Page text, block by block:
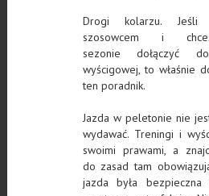
Drogi kolarzu. Jeśli
szosowcem i
sezonie dołączyć
wyścigowej, to właśnie
ten poradnik.
Jazda w peletonie nie
wydawać. Treningi i
swoimi prawami, a
do zasad tam
jazda była bezpieczna